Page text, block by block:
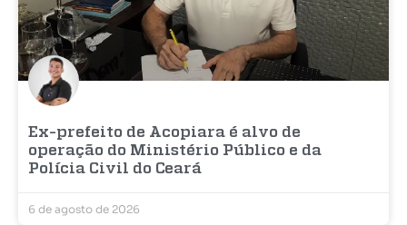
Ex-prefeito de Acopiara é alvo de
operação do Ministério Público e da
Polícia Civil do Ceará
6 de agosto de 2026